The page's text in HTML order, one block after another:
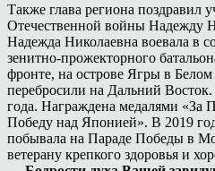
Также глава региона поздравил
Отечественной войны Надежду
Надежда Николаевна воевала в
зенитно-прожекторного
фронте, на острове Ягры в Белом
перебросили на Дальний
года. Награждена медалями «За
Победу над Японией». В 2019
побывала на Параде Победы в
ветерану крепкого здоровья и